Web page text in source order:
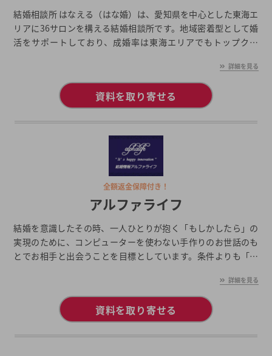
結婚相談所 はなえる（はな婚）は、愛知県を中心とした東海エ
リアに36サロンを構える結婚相談所です。地域密着型として婚
活をサポートしており、成婚率は東海エリアでもトップクラ
無料の相談会・体験会も開催しており、ご希望であればオンラ
インでの相談にも対応。相談会では婚活のアドバイスが受けら
れるので、まずは利用してみるのもおすすめです。
詳細を見る
資料を取り寄せる
全額返金保障付き！
アルファライフ
結婚を意識したその時、一人ひとりが抱く「もしかしたら」の
実現のために、コンピューターを使わない手作りのお世話のも
とでお相手と出会うことを目標としています。条件よりも「お
詳細を見る
資料を取り寄せる